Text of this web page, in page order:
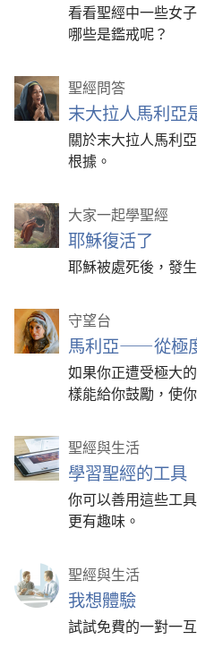
看看聖經中一些女
哪些是鑑戒呢？
聖經問答
末大拉人馬利亞
關於末大拉人馬利
根據。
大家一起學聖經
耶穌復活了
耶穌被處死後，發
守望台
馬利亞——從極
如果你正遭受極大
樣能給你鼓勵，使
聖經與生活
學習聖經的工具
你可以善用這些工
更有趣味。
聖經與生活
我想體驗
試試免費的一對一